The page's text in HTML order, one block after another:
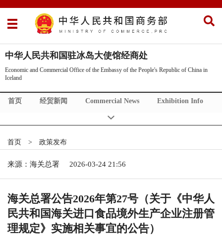
中华人民共和国驻冰岛大使馆经商处
Economic and Commercial Office of the Embassy of the People's Republic of China in
Iceland
首页 经贸新闻 Commercial News Exhibition Info
对外活动
Invest China About Us
首页 > 政策发布
来源：海关总署 2026-03-24 21:56
海关总署公告2026年第27号（关于《中华人
民共和国海关进口食品境外生产企业注册管
理规定》实施相关事宜的公告）